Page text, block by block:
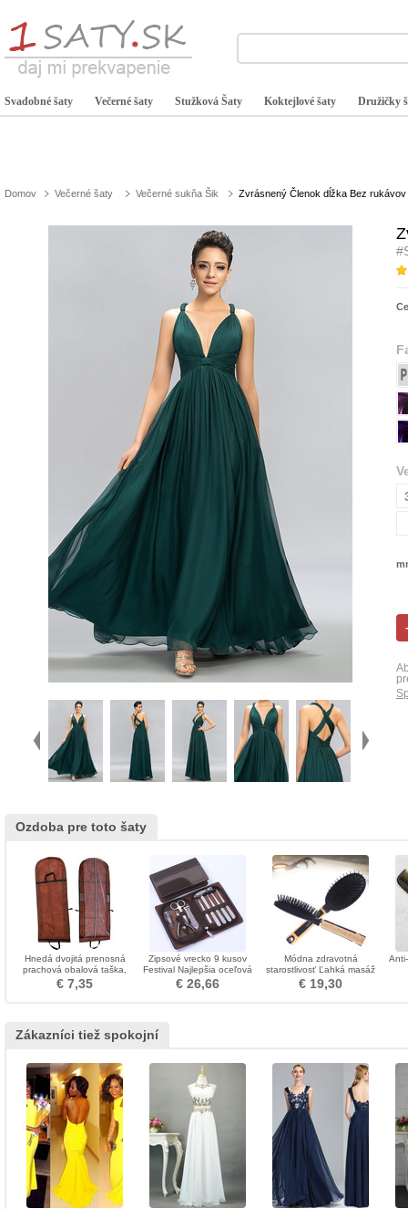
Svadobné šaty Večerné šaty Stužková Šaty Koktejlové šaty Družičky
Domov Večerné šaty Večerné sukňa Šik Zvrásnený Členok dĺžka Bez
Ozdoba pre toto šaty
Hnedá dvojitá prenosná
prachová obalová taška,
ktorá sa skladá z veľkého
svadobného prachového
€ 7,35
Zipsové vrecko 9 kusov
Festival Najlepšia oceľová
kožená púzdra PU ozdoba
€ 26,66
Módna zdravotná
starostlivosť Ľahká masáž
anti-statická Drevená
rukoväť Ozdoba
€ 19,30
Zákazníci tiež spokojní